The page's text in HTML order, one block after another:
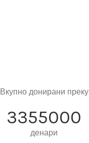
Вкупно донирани преку
3355000
денари